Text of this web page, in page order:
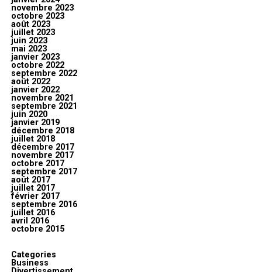
novembre 2023
octobre 2023
août 2023
juillet 2023
juin 2023
mai 2023
janvier 2023
octobre 2022
septembre 2022
août 2022
janvier 2022
novembre 2021
septembre 2021
juin 2020
janvier 2019
décembre 2018
juillet 2018
décembre 2017
novembre 2017
octobre 2017
septembre 2017
août 2017
juillet 2017
février 2017
septembre 2016
juillet 2016
avril 2016
octobre 2015
Categories
Business